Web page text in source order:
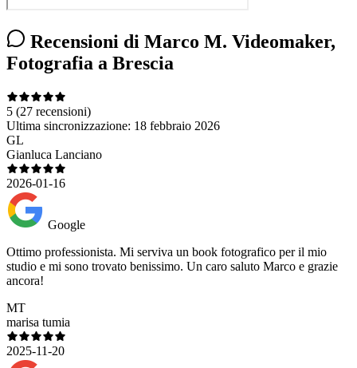
Recensioni di Marco M. Videomaker,
Fotografia a Brescia
5 (27 recensioni)
Ultima sincronizzazione: 18 febbraio 2026
GL
Gianluca Lanciano
2026-01-16
Google
Ottimo professionista. Mi serviva un book fotografico per il mio
studio e mi sono trovato benissimo. Un caro saluto Marco e grazie
ancora!
MT
marisa tumia
2025-11-20